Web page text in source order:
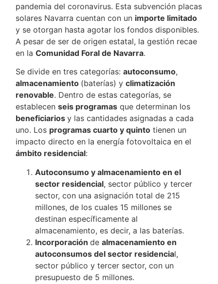
pandemia del coronavirus. Esta subvención placas
solares Navarra cuentan con un importe limitado
y se otorgan hasta agotar los fondos disponibles.
A pesar de ser de origen estatal, la gestión recae
en laComunidad Foral de Navarra.
Se divide en tres categorías:autoconsumo,
almacenamiento (baterías) yclimatización
renovable. Dentro de estas categorías, se
establecenseis programas que determinan los
beneficiariosy las cantidades asignadas a cada
uno. Los programas cuarto y quinto tienen un
impacto directo en la energía fotovoltaica en el
ámbito residencial:
Autoconsumo y almacenamiento en el
sector residencial, sector público y tercer
sector, con una asignación total de 215
millones, de los cuales 15 millones se
destinan específicamente al
almacenamiento, es decir, a las baterías.
Incorporacióndealmacenamiento en
autoconsumos del sector residencial,
sector público y tercer sector, con un
presupuesto de 5 millones.